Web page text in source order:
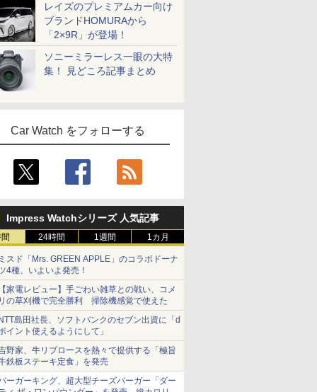
レイズのプレミアムカー向け
ブランドHOMURAから
「2×9R」が登場！
ソニーミラーレス一眼の大特
集！ 見どころ記事まとめ
Car Watch をフォローする
Impress Watchシリーズ 人気記事
24時間 1週間 1カ月
ミスド「Mrs. GREEN APPLE」のコラボドーナ
4種、いよいよ発売！
【家電レビュー】手ごわい雑草との戦い、コメ
リの草刈機で完全勝利 掃除機感覚で使えた
NTT島田社長、ソフトバンクのセブン出資に「d
イント使えるようにして」
野家、牛リブロースを熱々で提供する「極旨
鉄板ステーキ定食」を発売
ーガーキング、超大型チーズバーガー「ダー